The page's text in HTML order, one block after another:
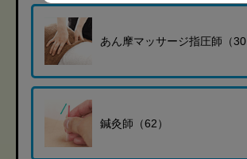
あん摩マッサージ指圧師（30
鍼灸師（62）